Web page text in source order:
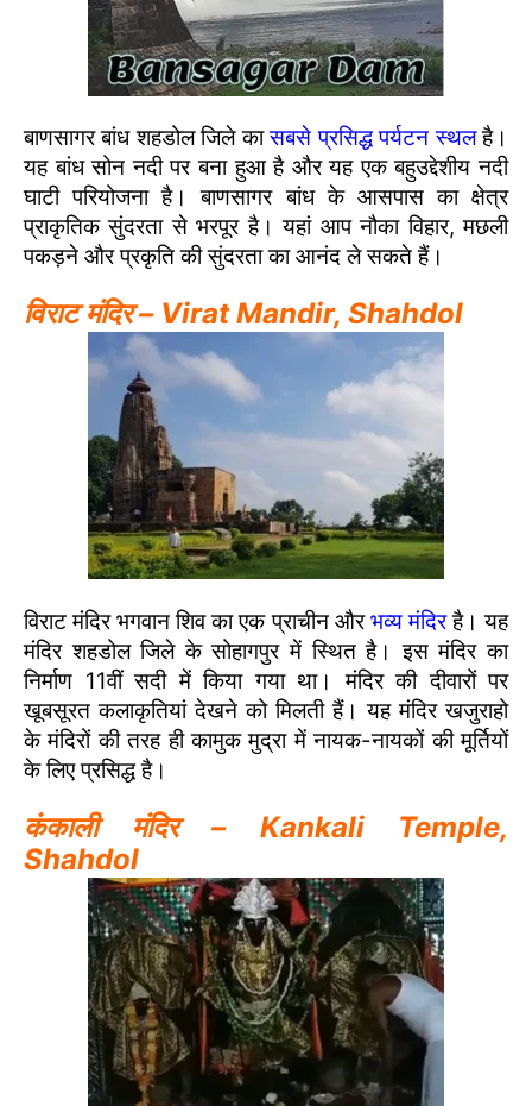
बाणसागर बांध शहडोल जिले कासबसे प्रसिद्ध पर्यटन स्थलहै।
यह बांध सोन नदी पर बना हुआ है और यह एक बहुउद्देशीय नदी
घाटी परियोजना है। बाणसागर बांध के आसपास का क्षेत्र
प्राकृतिक सुंदरता से भरपूर है। यहां आप नौका विहार, मछली
पकड़ने और प्रकृति की सुंदरता का आनंद ले सकते हैं।
विराट मंदिर – Virat Mandir, Shahdol
विराट मंदिर भगवान शिव का एक प्राचीन औरभव्य मंदिरहै। यह
मंदिर शहडोल जिले के सोहागपुर में स्थित है। इस मंदिर का
निर्माण 11वीं सदी में किया गया था। मंदिर की दीवारों पर
खूबसूरत कलाकृतियां देखने को मिलती हैं। यह मंदिर खजुराहो
के मंदिरों की तरह ही कामुक मुद्रा में नायक-नायकों की मूर्तियों
के लिए प्रसिद्ध है।
कंकाली मंदिर – Kankali Temple,
Shahdol